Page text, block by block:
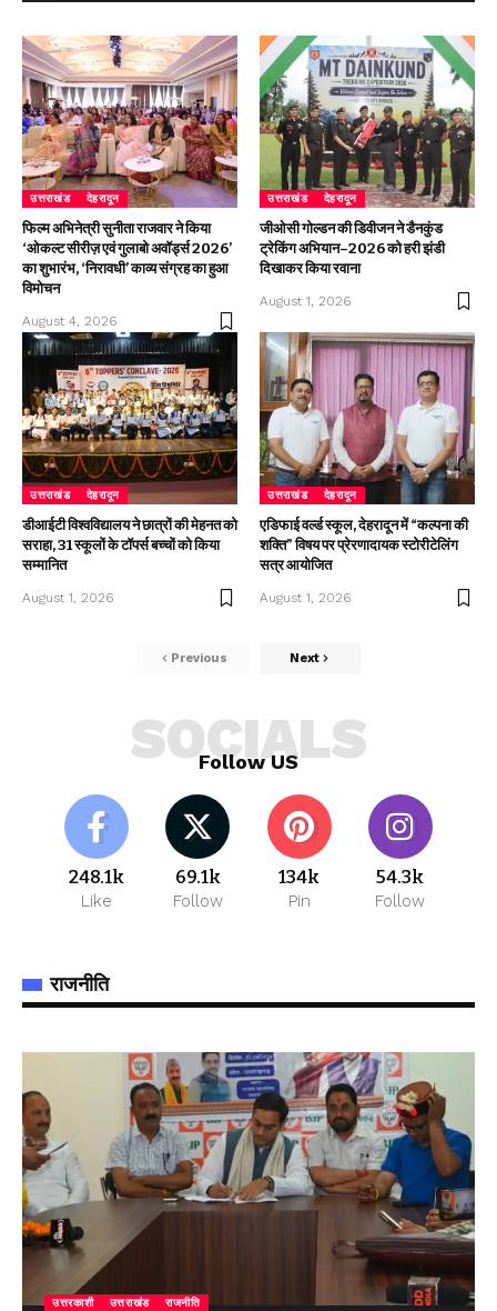
उत्तराखंड देहरादून
फिल्म अभिनेत्री सुनीता राजवार ने किया
‘ओकल्ट सीरीज़ एवं गुलाबो अवॉर्ड्स 2026’
का शुभारंभ, ‘निरावधी’ काव्य संग्रह का हुआ
विमोचन
August 4, 2026
उत्तराखंड देहरादून
जीओसी गोल्डन की डिवीजन ने डैनकुंड
ट्रेकिंग अभियान–2026 को हरी झंडी
दिखाकर किया रवाना
August 1, 2026
उत्तराखंड देहरादून
डीआईटी विश्वविद्यालय ने छात्रों की मेहनत को
सराहा, 31 स्कूलों के टॉपर्स बच्चों को किया
सम्मानित
August 1, 2026
उत्तराखंड देहरादून
एडिफाई वर्ल्ड स्कूल, देहरादून में “कल्पना की
शक्ति” विषय पर प्रेरणादायक स्टोरीटेलिंग
सत्र आयोजित
August 1, 2026
Previous Next
Follow US
SOCIALS
248.1k
Like
69.1k
Follow
134k
Pin
54.3k
Follow
राजनीति
उत्तरकाशी उत्तराखंड राजनीति